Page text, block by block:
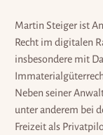
Martin Steiger ist
Recht im digitalen
insbesondere mit
Neben seiner
unter anderem bei
Freizeit als